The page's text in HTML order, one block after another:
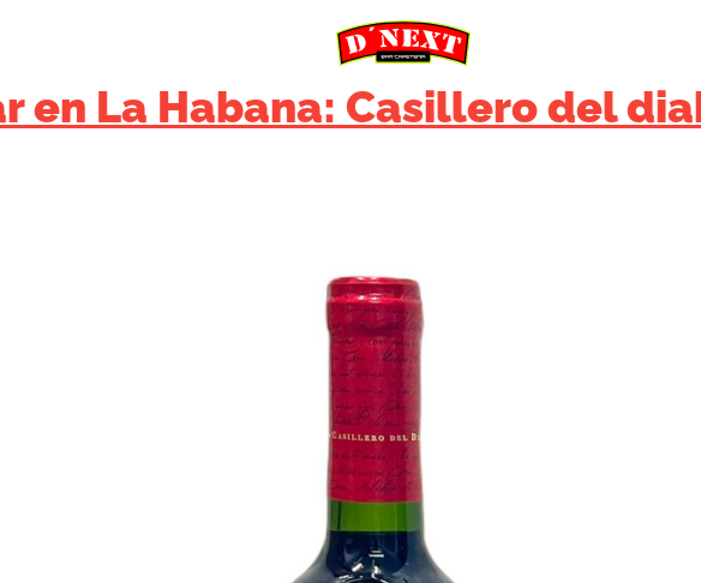
en La Habana: Casillero del